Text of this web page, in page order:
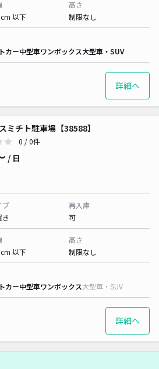
以下
高さ
制限なし
カー中型車ワンボックス大型車・SUV
詳細へ
ミチト駐車場【38588】
0 / 0件
/ 日
プ
再入庫
可
以下
高さ
制限なし
カー中型車ワンボックス大型車・SUV
詳細へ